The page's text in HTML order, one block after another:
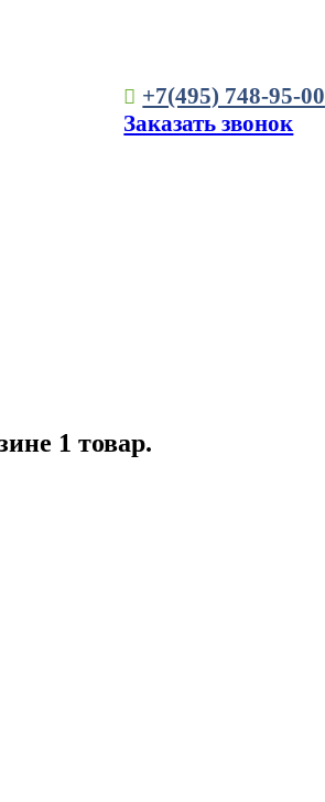
+7(495) 748-95-00
Заказать звонок
1 товар.